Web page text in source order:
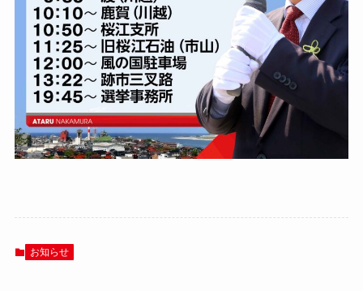
お知らせ